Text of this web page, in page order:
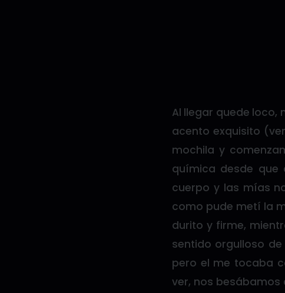
Al llegar quede loco,
acento exquisito
mochila y
química desde que
cuerpo y las mías
como pude metí la
durito y firme,
sentido orgulloso
pero el me tocaba
ver, nos besábamos